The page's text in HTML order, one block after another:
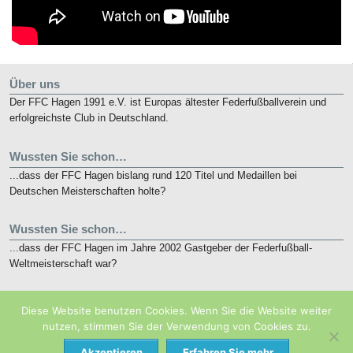
Über uns
Der FFC Hagen 1991 e.V. ist Europas ältester Federfußballverein und
erfolgreichste Club in Deutschland.
Wussten Sie schon…
...dass der FFC Hagen bislang rund 120 Titel und Medaillen bei
Deutschen Meisterschaften holte?
Wussten Sie schon…
...dass der FFC Hagen im Jahre 2002 Gastgeber der Federfußball-
Weltmeisterschaft war?
Die nunmehr 10. French Open finden vom 19. bis 21. Mai 2018 in
Eaubonne bei Paris statt.
Diese Website benutzen Cookies. Wenn Sie die Website weiter
nutzen, stimmen Sie der Verwendung von Cookies zu.